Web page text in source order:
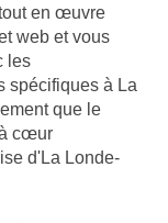
en œuvre
web et vous
les
spécifiques à La
que le
cœur
d'La Londe-